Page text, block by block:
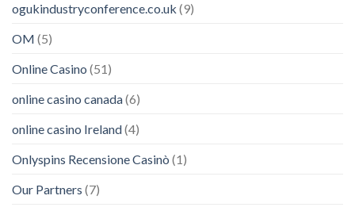
ogukindustryconference.co.uk (9)
OM (5)
Online Casino (51)
online casino canada(6)
online casino Ireland(4)
Onlyspins Recensione Casinò (1)
Our Partners (7)